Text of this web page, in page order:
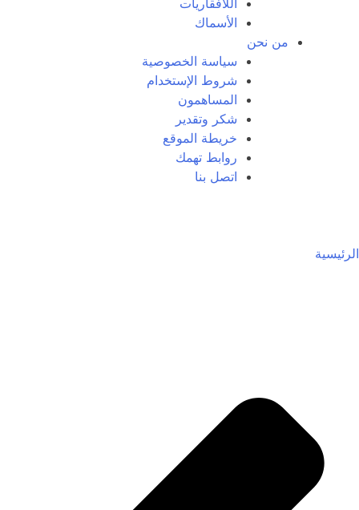
اللافقاريات
الأسماك
من نحن
سياسة الخصوصية
شروط الإستخدام
المساهمون
شكر وتقدير
خريطة الموقع
روابط تهمك
اتصل بنا
الرئيسية